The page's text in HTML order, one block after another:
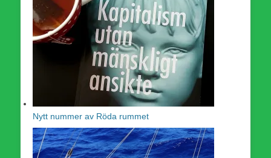
Nytt nummer av Röda rummet